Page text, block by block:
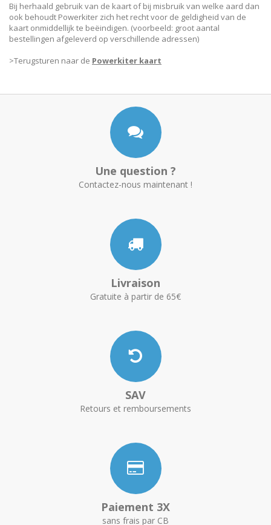
Bij herhaald gebruik van de kaart of bij misbruik van welke aard dan
ook behoudt Powerkiter zich het recht voor de geldigheid van de
kaart onmiddellijk te beëindigen. (voorbeeld: groot aantal
bestellingen afgeleverd op verschillende adressen)
>Terugsturen naar de Powerkiter kaart
Une question ?
Contactez-nous maintenant !
Livraison
Gratuite à partir de 65€
SAV
Retours et remboursements
Paiement 3X
sans frais par CB